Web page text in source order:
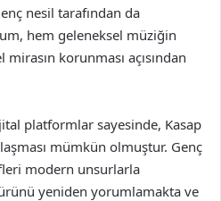
nesil tarafından da
hem geleneksel müziğin
korunması açısından
platformlar sayesinde, Kasap
mümkün olmuştur. Genç
modern unsurlarla
yeniden yorumlamakta ve